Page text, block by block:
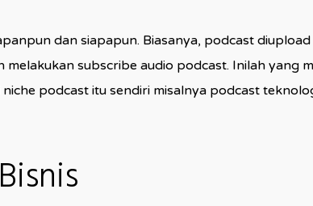
dan siapapun. Biasanya, podcast diupload
subscribe audio podcast. Inilah yang
podcast itu sendiri misalnya podcast